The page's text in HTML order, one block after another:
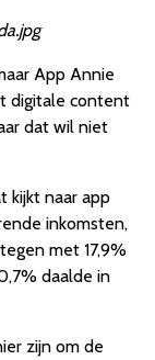
App Annie
digitale content
dat wil niet
kijkt naar app
inkomsten,
met 17,9%
daalde in
zijn om de